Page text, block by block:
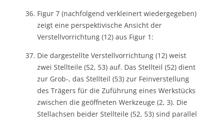
Figur 7 (nachfolgend verkleinert wiedergegeben)
zeigt eine perspektivische Ansicht der
Verstellvorrichtung (12) aus Figur 1:
Die dargestellte Verstellvorrichtung (12) weist
zwei Stellteile (52, 53) auf. Das Stellteil (52) dient
zur Grob-, das Stellteil (53) zur Feinverstellung
des Trägers für die Zuführung eines Werkstücks
zwischen die geöffneten Werkzeuge (2, 3). Die
Stellachsen beider Stellteile (52, 53) sind parallel